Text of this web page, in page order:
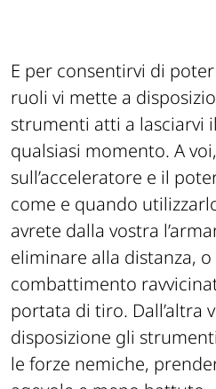
E per consentirvi di
ruoli vi mette a
strumenti atti a lasciarvi
qualsiasi momento. A
sull’acceleratore e il
come e quando
avrete dalla vostra
eliminare alla distanza,
combattimento
portata di tiro. Dall’altra
disposizione gli
le forze nemiche,